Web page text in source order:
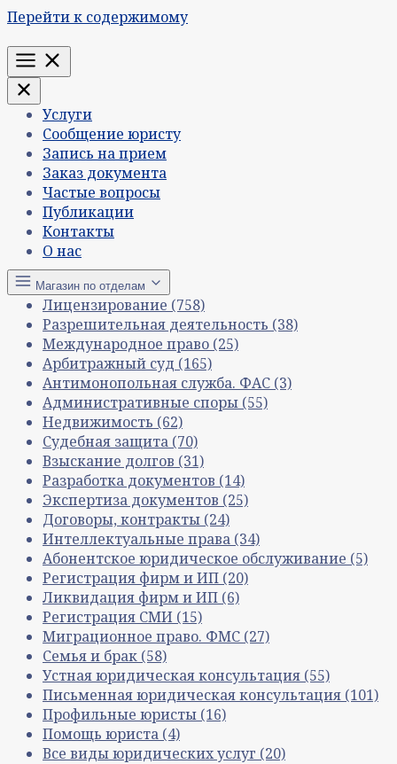
Перейти к содержимому
Меню
Услуги
Сообщение юристу
Запись на прием
Заказ документа
Частые вопросы
Публикации
Контакты
О нас
Магазин по отделам
Лицензирование (758)
Разрешительная деятельность (38)
Международное право (25)
Арбитражный суд (165)
Антимонопольная служба. ФАС (3)
Административные споры (55)
Недвижимость (62)
Судебная защита (70)
Взыскание долгов (31)
Разработка документов (14)
Экспертиза документов (25)
Договоры, контракты (24)
Интеллектуальные права (34)
Абонентское юридическое обслуживание (5)
Регистрация фирм и ИП (20)
Ликвидация фирм и ИП (6)
Регистрация СМИ (15)
Миграционное право. ФМС (27)
Семья и брак (58)
Устная юридическая консультация (55)
Письменная юридическая консультация (101)
Профильные юристы (16)
Помощь юриста (4)
Все виды юридических услуг (20)